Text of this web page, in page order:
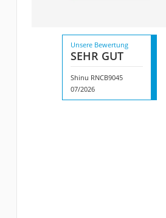
Unsere Bewertung
SEHR GUT
Shinu RNCB9045
07/2026